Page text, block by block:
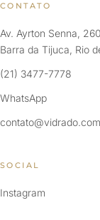
CONTATO
Av. Ayrton Senna,
Barra da Tijuca, Rio
(21) 3477-7778
WhatsApp
contato@vidrado.com
SOCIAL
Instagram